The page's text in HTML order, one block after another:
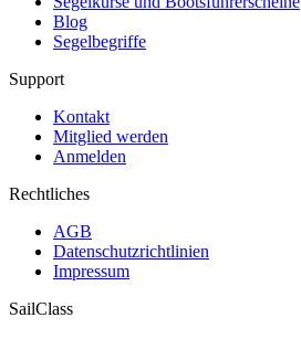
Blog
Segelbegriffe
Support
Kontakt
Mitglied werden
Anmelden
Rechtliches
AGB
Datenschutzrichtlinien
Impressum
SailClass